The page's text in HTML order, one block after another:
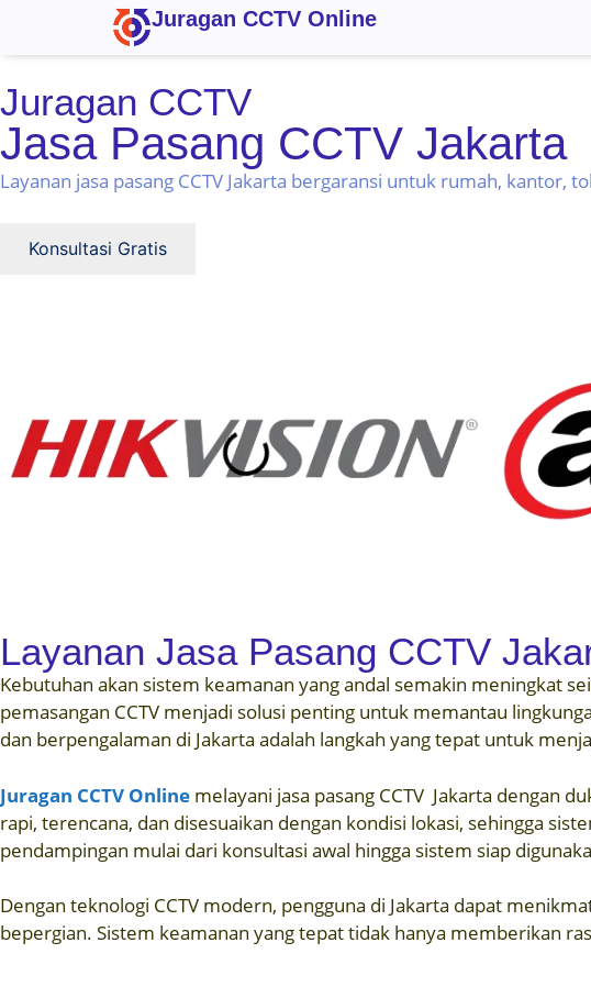
Juragan CCTV Online
Juragan CCTV
Jasa Pasang CCTV Jakarta
Layanan jasa pasang CCTV Jakarta bergaransi untuk rumah, kantor,
Konsultasi Gratis
Layanan Jasa Pasang CCTV
Kebutuhan akan sistem keamanan yang andal semakin meningkat
pemasangan CCTV menjadi solusi penting untuk memantau
dan berpengalaman di Jakarta adalah langkah yang tepat untuk
Juragan CCTV Online melayani jasa pasang CCTV Jakarta dengan
rapi, terencana, dan disesuaikan dengan kondisi lokasi, sehingga
pendampingan mulai dari konsultasi awal hingga sistem siap
Dengan teknologi CCTV modern, pengguna di Jakarta dapat
bepergian. Sistem keamanan yang tepat tidak hanya memberikan